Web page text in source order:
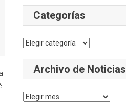
Categorías
Categorías
Archivo de Noticias
Archivo